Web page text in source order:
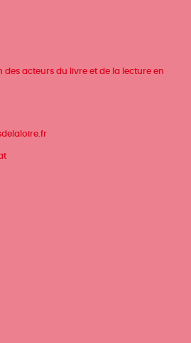
acteurs du livre et de la lecture en